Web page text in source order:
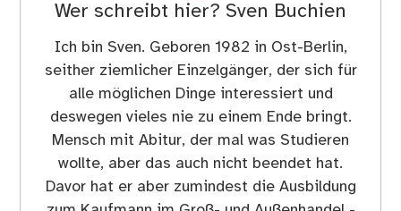
Wer schreibt hier? Sven Buchien
Ich bin Sven. Geboren 1982 in Ost-Berlin,
seither ziemlicher Einzelgänger, der sich für
alle möglichen Dinge interessiert und
deswegen vieles nie zu einem Ende bringt.
Mensch mit Abitur, der mal was Studieren
wollte, aber das auch nicht beendet hat.
Davor hat er aber zumindest die Ausbildung